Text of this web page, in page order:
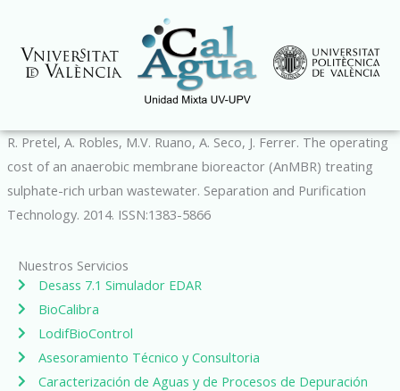
contenido
R. Pretel, A. Robles, M.V. Ruano, A. Seco, J. Ferrer. The operating
cost of an anaerobic membrane bioreactor (AnMBR) treating
sulphate-rich urban wastewater. Separation and Purification
Technology. 2014. ISSN:1383-5866
Nuestros Servicios
Desass 7.1 Simulador EDAR
BioCalibra
LodifBioControl
Asesoramiento Técnico y Consultoria
Caracterización de Aguas y de Procesos de Depuración